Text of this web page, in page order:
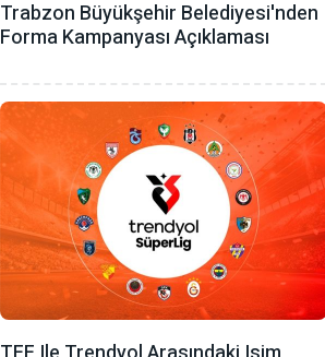
Trabzon Büyükşehir Belediyesi'nden
Forma Kampanyası Açıklaması